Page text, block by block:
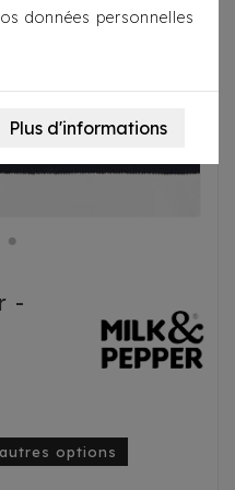
-
options
données personnelles